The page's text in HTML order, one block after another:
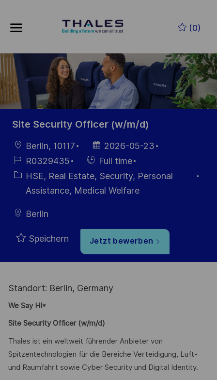
(0)
-
Site Security Officer (w/m/d)
Ort Berlin, 10117
Datum der
Veröffentlichung
2026-05-23
Job-
ID
R0329435 Einstellunngstyp
Full time
Kategorie
HSE, Real Estate, Security, Personal
Assistance, Medical Welfare
Berlin
Speichern Jetzt bewerben
Standort: Berlin, Germany
We Say HI*
Site Security Officer (w/m/d)
Thales ist ein weltweit führender Anbieter von
Spitzentechnologien für die Bereiche Verteidigung, Luft-
und Raumfahrt sowie Cyber Security und Digital Identity.